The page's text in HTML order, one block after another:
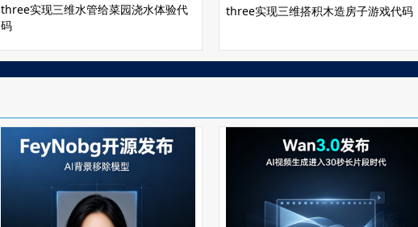
three实现三维水管给菜园浇水体验代
码
three实现三维搭积木造房子游戏代码